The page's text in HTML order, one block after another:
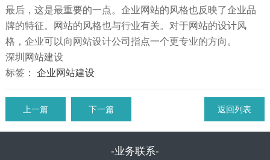
最后，这是最重要的一点。企业网站的风格也反映了企业品
牌的特征。网站的风格也与行业有关。对于网站的设计风
格，企业可以向网站设计公司指点一个更专业的方向。
深圳网站建设
标签：
企业网站建设
上一篇 下一篇 返回列表
-业务联系-